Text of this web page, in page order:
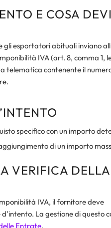
E COSA DEVI
gli esportatori abituali inviano all’
IVA (art. 8, comma 1,
telematica contenente il
specifico con un importo
di un importo
VERIFICA DELLA
IVA, il fornitore deve
La gestione di questo
Entrate.